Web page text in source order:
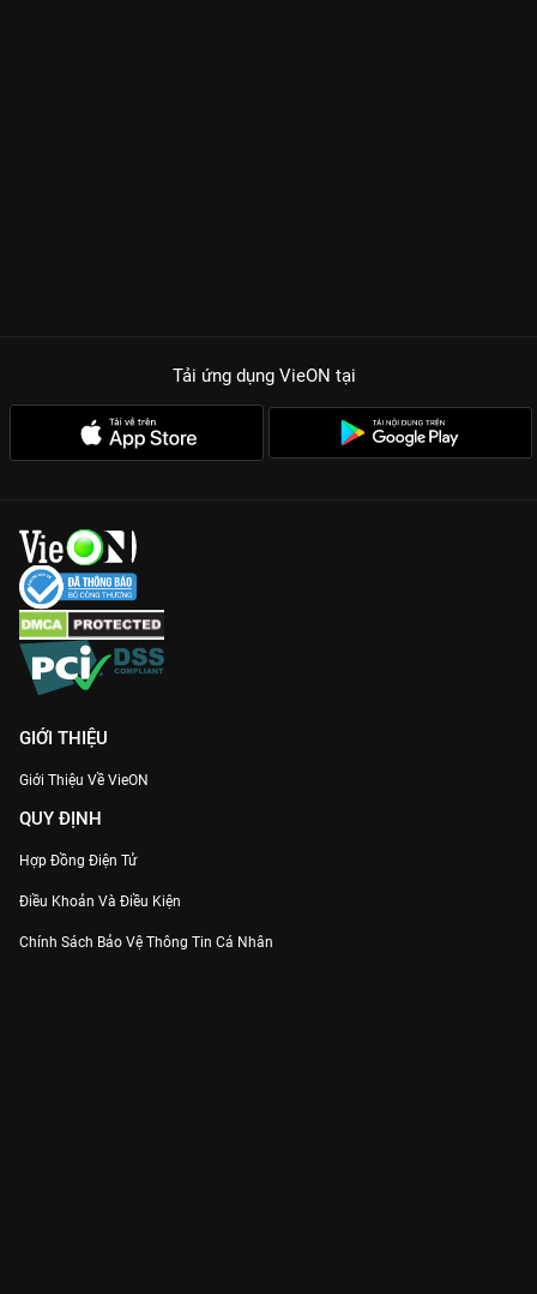
Tải ứng dụng VieON tại
GIỚI THIỆU
Giới Thiệu Về VieON
QUY ĐỊNH
Hợp Đồng Điện Tử
Điều Khoản Và Điều Kiện
Chính Sách Bảo Vệ Thông Tin Cá Nhân